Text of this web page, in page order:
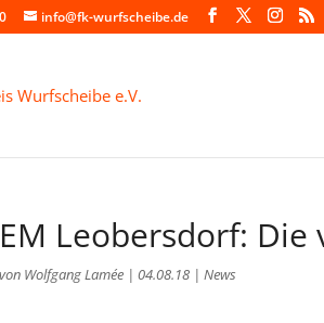
info@fk-wurfscheibe.de
EM Leobersdorf: Die
von Wolfgang Lamée |04.08.18 |News